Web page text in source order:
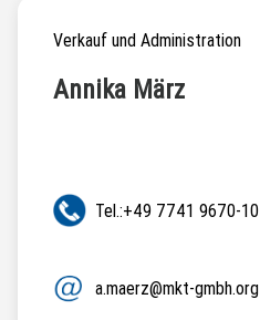
Verkauf und Administration
Annika März
Tel.:+49 7741 9670-10
a.maerz@mkt-gmbh.org